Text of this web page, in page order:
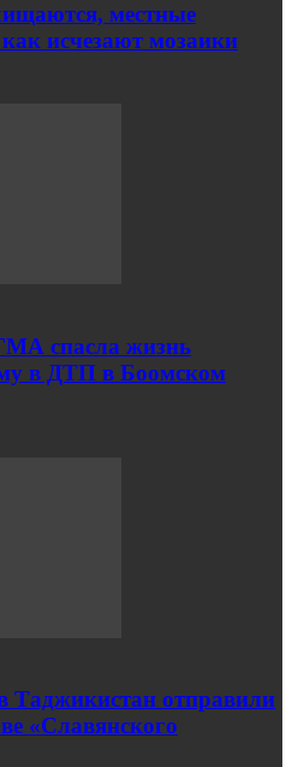
местные
исчезают мозаики
спасла жизнь
в ДТП в Боомском
Таджикистан отправили
«Славянского